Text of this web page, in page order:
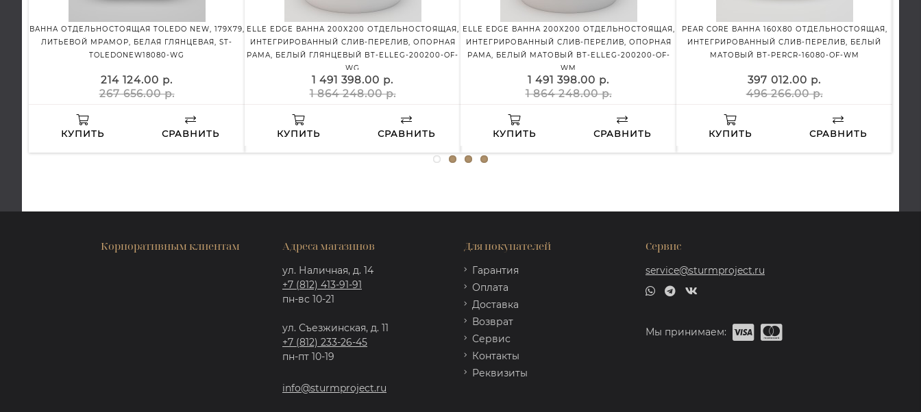
ВАННА ОТДЕЛЬНОСТОЯЩАЯ TOLEDO NEW, 179X79,
ЛИТЬЕВОЙ МРАМОР, БЕЛАЯ ГЛЯНЦЕВАЯ, ST-
TOLEDONEW18080-WG
214 124.00 р.
267 656.00 р.
КУПИТЬ СРАВНИТЬ
ELLE EDGE ВАННА 200X200 ОТДЕЛЬНОСТОЯЩАЯ,
ИНТЕГРИРОВАННЫЙ СЛИВ-ПЕРЕЛИВ, ОПОРНАЯ
РАМА, БЕЛЫЙ ГЛЯНЦЕВЫЙ BT-ELLEG-200200-OF-
WG
1 491 398.00 р.
1 864 248.00 р.
КУПИТЬ СРАВНИТЬ
ELLE EDGE ВАННА 200X200 ОТДЕЛЬНОСТОЯЩАЯ,
ИНТЕГРИРОВАННЫЙ СЛИВ-ПЕРЕЛИВ, ОПОРНАЯ
РАМА, БЕЛЫЙ МАТОВЫЙ BT-ELLEG-200200-OF-
WM
1 491 398.00 р.
1 864 248.00 р.
КУПИТЬ СРАВНИТЬ
PEAR CORE ВАННА 160X80 ОТДЕЛЬНОСТОЯЩАЯ,
ИНТЕГРИРОВАННЫЙ СЛИВ-ПЕРЕЛИВ, БЕЛЫЙ
МАТОВЫЙ BT-PERCR-16080-OF-WM
397 012.00 р.
496 266.00 р.
КУПИТЬ СРАВНИТЬ
Корпоративным клиентам Адреса магазинов
ул. Наличная, д. 14
+7 (812) 413-91-91
пн-вс 10-21
ул. Съезжинская, д. 11
+7 (812) 233-26-45
пн-пт 10-19
info@sturmproject.ru
Для покупателей
Гарантия
Оплата
Доставка
Возврат
Сервис
Контакты
Реквизиты
Сервис
service@sturmproject.ru
Мы принимаем: